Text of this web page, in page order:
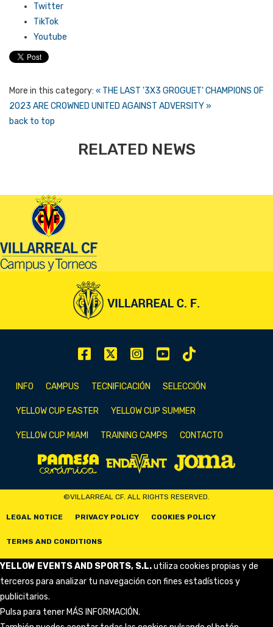
Twitter
TikTok
Youtube
More in this category: « THE LAST '3X3 GROGUET' CHAMPIONS OF
2023 ARE CROWNED UNITED AGAINST ADVERSITY »
back to top
RELATED NEWS
INFO CAMPUS TECNIFICACIÓN SELECCIÓN
YELLOW CUP EASTER YELLOW CUP SUMMER
YELLOW CUP MIAMI TRAINING CAMPS CONTACTO
©VILLARREAL CF. ALL RIGHTS RESERVED.
LEGAL NOTICE PRIVACY POLICY COOKIES POLICY
TERMS AND CONDITIONS
YELLOW EVENTS AND SPORTS, S.L.utiliza cookies propias y de
terceros para analizar tu navegación con fines estadísticos y
publicitarios.
Pulsa para tener MÁS INFORMACIÓN.